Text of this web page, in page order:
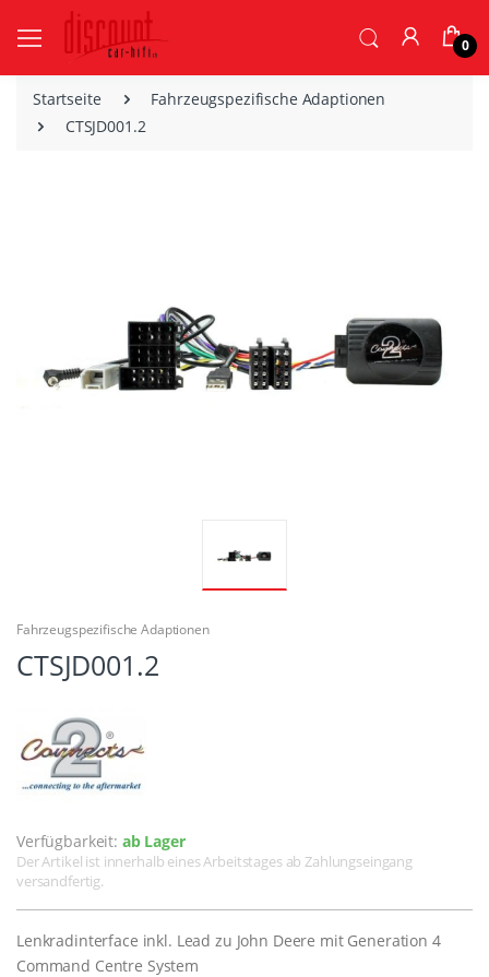
0
Startseite
Fahrzeugspezifische Adaptionen
CTSJD001.2
Fahrzeugspezifische Adaptionen
CTSJD001.2
Verfügbarkeit: ab Lager
Der Artikel ist innerhalb eines Arbeitstages ab Zahlungseingang
versandfertig.
Lenkradinterface inkl. Lead zu John Deere mit Generation 4
Command Centre System